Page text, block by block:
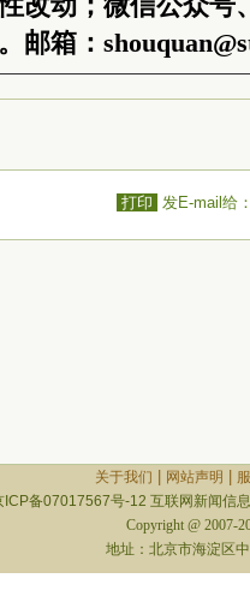
邮箱：
打印 发E-mail给
关于我们 网站声明
ICP备07017567号-12 互联网新闻信
Copyright @ 2007-
地址：北京市海淀区